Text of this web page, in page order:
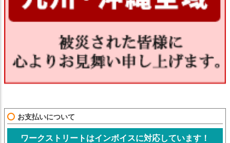
お支払いについて
ワークストリートはインボイスに対応しています！